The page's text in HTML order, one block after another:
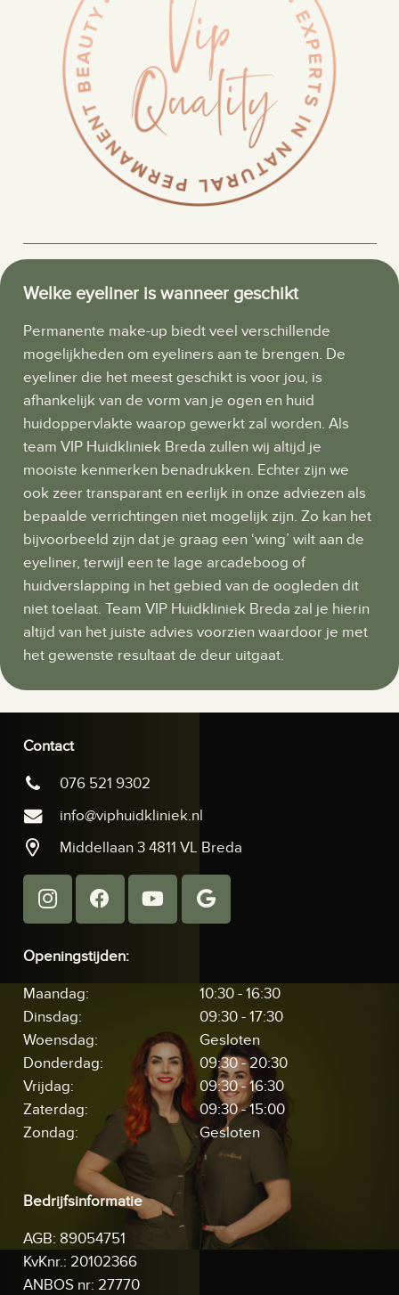
Welke eyeliner is wanneer geschikt
Permanente make-up biedt veel verschillende
mogelijkheden om eyeliners aan te brengen. De
eyeliner die het meest geschikt is voor jou, is
afhankelijk van de vorm van je ogen en huid
huidoppervlakte waarop gewerkt zal worden. Als
team VIP Huidkliniek Breda zullen wij altijd je
mooiste kenmerken benadrukken. Echter zijn we
ook zeer transparant en eerlijk in onze adviezen als
bepaalde verrichtingen niet mogelijk zijn. Zo kan het
bijvoorbeeld zijn dat je graag een ‘wing’ wilt aan de
eyeliner, terwijl een te lage arcadeboog of
huidverslapping in het gebied van de oogleden dit
niet toelaat. Team VIP Huidkliniek Breda zal je hierin
altijd van het juiste advies voorzien waardoor je met
het gewenste resultaat de deur uitgaat.
Contact
076 521 9302
info@viphuidkliniek.nl
Middellaan 3 4811 VL Breda
Openingstijden:
Maandag:
Dinsdag:
Woensdag:
Donderdag:
Vrijdag:
Zaterdag:
Zondag:
10:30 - 16:30
09:30 - 17:30
Gesloten
09:30 - 20:30
09:30 - 16:30
09:30 - 15:00
Gesloten
Bedrijfsinformatie
AGB: 89054751
KvKnr.: 20102366
ANBOS nr: 27770